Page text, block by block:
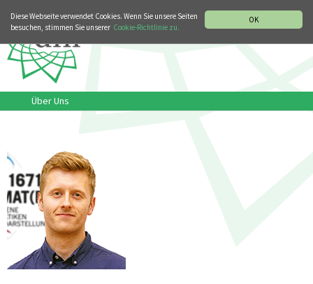
OK
Diese Webseite verwendet Cookies. Wenn Sie unsere Seiten
besuchen, stimmen Sie unserer Cookie-Richtlinie zu.
Über Uns